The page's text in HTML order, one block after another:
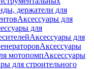
держатели для
Аксессуары для
для
Аксессуары для
Аксессуары
мотопомпАксессуары
для строительного